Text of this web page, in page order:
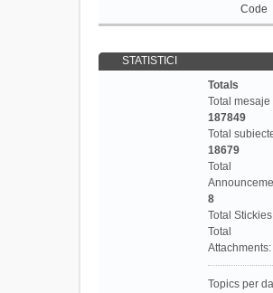
Code
STATISTICI
Totals
Total mesaje
187849
Total
18679
Total
8
Total
Total
Attachments:
Topics per